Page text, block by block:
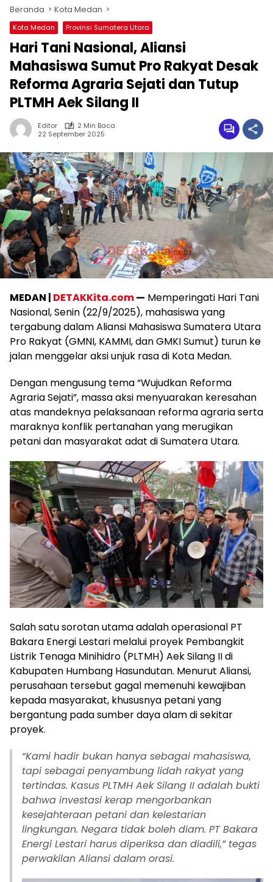
Beranda Kota Medan
Kota Medan Provinsi Sumatera Utara
Hari Tani Nasional, Aliansi
Mahasiswa Sumut Pro Rakyat Desak
Reforma Agraria Sejati dan Tutup
PLTMH Aek Silang II
Editor
2 Min Baca
22 September 2025
MEDAN | DETAKKita.com— Memperingati Hari Tani
Nasional, Senin (22/9/2025), mahasiswa yang
tergabung dalam Aliansi Mahasiswa Sumatera Utara
Pro Rakyat (GMNI, KAMMI, dan GMKI Sumut) turun ke
jalan menggelar aksi unjuk rasa di Kota Medan.
Dengan mengusung tema “Wujudkan Reforma
Agraria Sejati”, massa aksi menyuarakan keresahan
atas mandeknya pelaksanaan reforma agraria serta
maraknya konflik pertanahan yang merugikan
petani dan masyarakat adat di Sumatera Utara.
Salah satu sorotan utama adalah operasional PT
Bakara Energi Lestari melalui proyek Pembangkit
Listrik Tenaga Minihidro (PLTMH) Aek Silang II di
Kabupaten Humbang Hasundutan. Menurut Aliansi,
perusahaan tersebut gagal memenuhi kewajiban
kepada masyarakat, khususnya petani yang
bergantung pada sumber daya alam di sekitar
proyek.
“Kami hadir bukan hanya sebagai mahasiswa,
tapi sebagai penyambung lidah rakyat yang
tertindas. Kasus PLTMH Aek Silang II adalah bukti
bahwa investasi kerap mengorbankan
kesejahteraan petani dan kelestarian
lingkungan. Negara tidak boleh diam. PT Bakara
Energi Lestari harus diperiksa dan diadili,” tegas
perwakilan Aliansi dalam orasi.